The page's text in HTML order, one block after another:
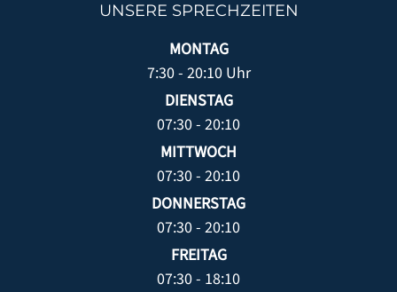
ZAHNPROPHYLAXE
SCHÖNE ZÄHNE/ZAHNÄSTHETIK/BLEACHING
PARODONTITISBEHANDLUNG
WURZELBEHANDLUNG
ZAHNERHALT
ZAHNARZTANGST
FUNKTIONSDIAGNOSTIK
KIEFERORTHOPÄDIE FÜR ERWACHSENE
UNSERE SPRECHZEITEN
MONTAG
7:30 - 20:10 Uhr
DIENSTAG
07:30 - 20:10
MITTWOCH
07:30 - 20:10
DONNERSTAG
07:30 - 20:10
FREITAG
07:30 - 18:10